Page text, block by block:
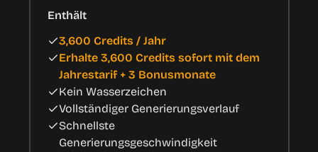
Enthält
3,600 Credits / Jahr
Erhalte 3,600 Credits sofort mit dem
Jahrestarif + 3 Bonusmonate
Kein Wasserzeichen
Vollständiger Generierungsverlauf
Schnellste
Generierungsgeschwindigkeit